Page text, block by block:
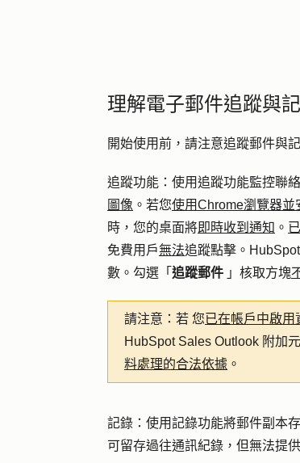
理解電子郵件追蹤與
開始使用前，請注意追蹤郵件與
追蹤功能： 使用追蹤功能監控聯
圖像 。若您使用Chrome瀏覽器
時，您的桌面將即時收到通知 。
免費用戶無法追蹤點擊。
數。勾選「 追蹤郵件 」 核取方塊
請注意：若 您已在帳戶中啟用
HubSpot Sales Outlook 附加
料處理的合法依據 。
記錄：使用記錄功能將郵件副本
可留存過往通訊紀錄，但無法提